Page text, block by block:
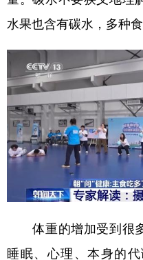
多语种频道
Русский язык
Português
水果也含有碳水，多种
体重的增加受到很多
睡眠、心理、本身的